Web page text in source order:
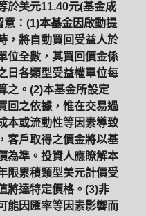
於美元11.40元(基金成
：(1)本基金因啟動提
，將自動買回受益人於
位全數，其買回價金係
日各類型受益權單位每
之。(2)本基金所設定
回之依據，惟在交易過
本或流動性等因素導致
客戶取得之價金將以基
為準。投資人應瞭解本
限累積類型美元計價受
將達特定價格。(3)非
能因匯率等因素影響而